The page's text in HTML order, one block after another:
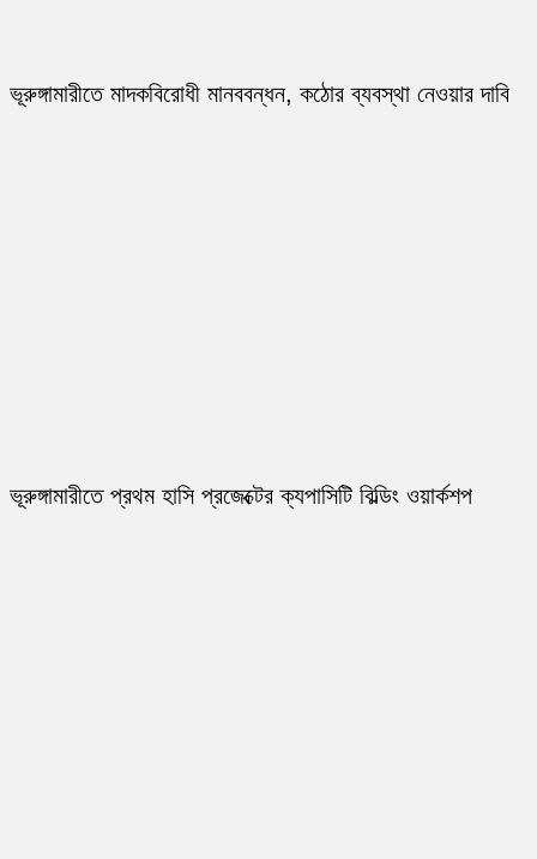
ভূরুঙ্গামারীতে মাদকবিরোধী মানববন্ধন, কঠোর ব্যবস্থা নেওয়ার দাবি
ভূরুঙ্গামারীতে প্রথম হাসি প্রজেক্টের ক্যপাসিটি বিল্ডিং ওয়ার্কশপ